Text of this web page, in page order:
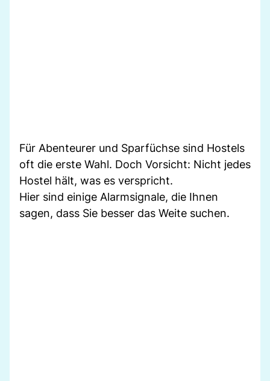
Für Abenteurer und Sparfüchse sind Hostels
oft die erste Wahl. Doch Vorsicht: Nicht jedes
Hostel hält, was es verspricht.
Hier sind einige Alarmsignale, die Ihnen
sagen, dass Sie besser das Weite suchen.